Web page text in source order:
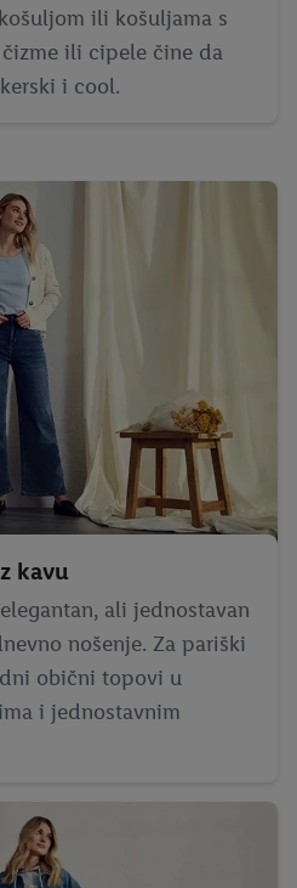
ili košuljama s
ili cipele čine da
i cool.
kavu
ali jednostavan
nošenje. Za pariški
obični topovi u
i jednostavnim